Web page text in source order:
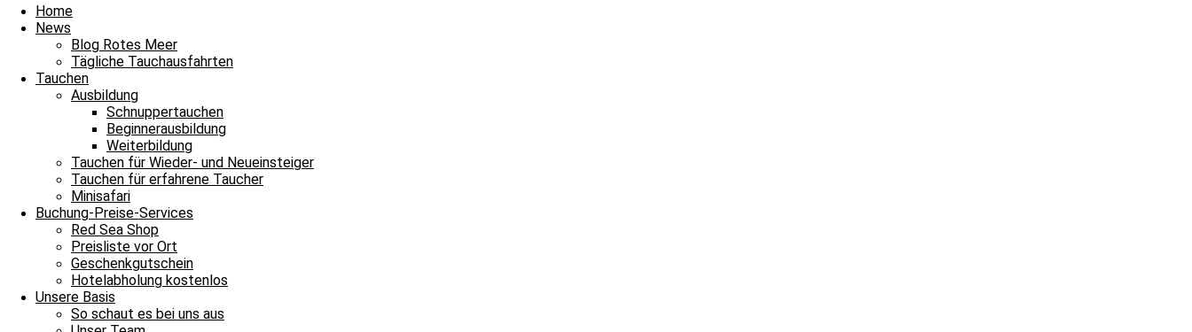
Home
News
Blog Rotes Meer
Tägliche Tauchausfahrten
Tauchen
Ausbildung
Schnuppertauchen
Beginnerausbildung
Weiterbildung
Tauchen für Wieder- und Neueinsteiger
Tauchen für erfahrene Taucher
Minisafari
Buchung-Preise-Services
Red Sea Shop
Preisliste vor Ort
Geschenkgutschein
Hotelabholung kostenlos
Unsere Basis
So schaut es bei uns aus
Bitte einmal aktualisieren, um den Inhalt richtig anzuzeigen Die Suche nach Atlantika und damit heißt es: Leinen los für unsere
Weiterlesen »
9. März 2026Keine Kommentare
Tägliche Tauchausfahrten
Von Fisch zu Fisch – Drift, Vielfalt und Staunen
Bitte einmal aktualisieren, um den Inhalt richtig anzuzeigen Von Fisch zu Fisch – Drift, Vielfalt und Staunen und damit heißt
Weiterlesen »
18. Januar 2026Keine Kommentare
Tägliche Tauchausfahrten
Badespaß zwischen den Tauchgängen
Bitte einmal aktualisieren, um den Inhalt richtig anzuzeigen Badespaß zwischen den Tauchgängen und damit heißt es Leinen los für unsere